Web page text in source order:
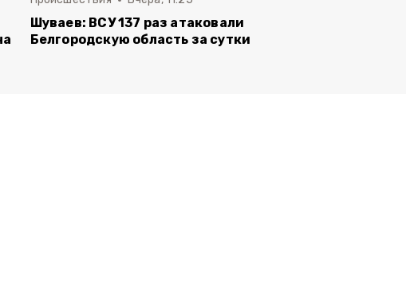
Шуваев: ВСУ 137 раз атаковали
Белгородскую область за сутки